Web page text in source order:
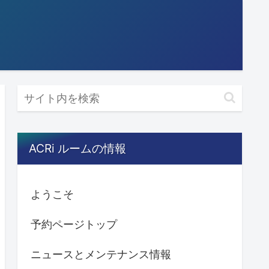
ACRi ルームの情報
ようこそ
予約ページトップ
ニュースとメンテナンス情報